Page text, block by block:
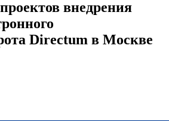
внедрения
Directum в Москве